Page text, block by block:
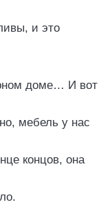
и это
доме… И вот
мебель у нас
концов, она